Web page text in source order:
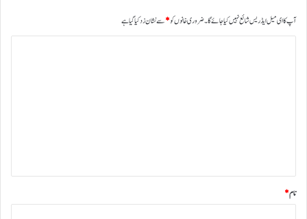
آپ کا ای میل ایڈریس شائع نہیں کیا جائے گا۔ضروری خانوں کو*سے نشان زد کیا گیا ہے
نام*